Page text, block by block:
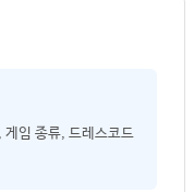
게임 종류, 드레스코드